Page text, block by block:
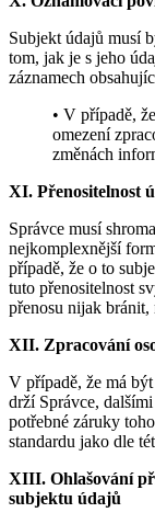
Subjekt údajů musí
tom, jak je s jeho
záznamech
• V případě,
omezení
změnách
XI. Přenositelnost
Správce musí
nejkomplexnější
případě, že o to
tuto přenositelnost
přenosu nijak bránit,
XII. Zpracování
V případě, že má
drží Správce,
potřebné záruky
standardu jako dle
XIII. Ohlašování
subjektu údajů